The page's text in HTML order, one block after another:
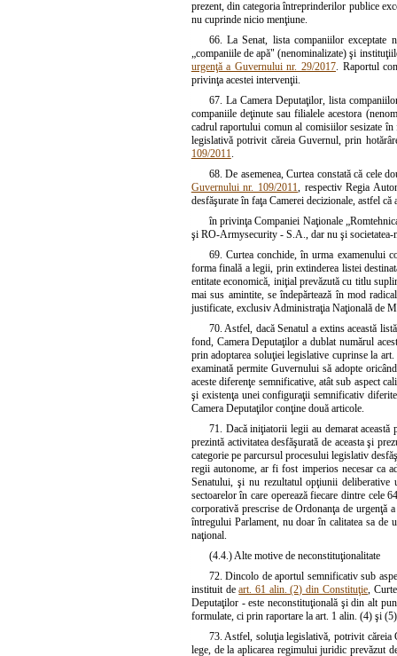
prezent, din categoria întreprinderilor publice
nu cuprinde nicio menţiune.
66. La Senat, lista companiilor exceptate
„companiile de apă" (nenominalizate) şi
urgenţă a Guvernului nr. 29/2017. Raportul
privinţa acestei intervenţii.
67. La Camera Deputaţilor, lista
companiile deţinute sau filialele acestora
cadrul raportului comun al comisiilor sesizate
legislativă potrivit căreia Guvernul, prin
109/2011.
68. De asemenea, Curtea constată că cele
Guvernului nr. 109/2011, respectiv Regia
desfăşurate în faţa Camerei decizionale, astfel
în privinţa Companiei Naţionale
şi RO-Armysecurity - S.A., dar nu şi societatea-
69. Curtea conchide, în urma examenului
forma finală a legii, prin extinderea listei
entitate economică, iniţial prevăzută cu titlu
mai sus amintite, se îndepărtează în mod
justificate, exclusiv Administraţia Naţională de
70. Astfel, dacă Senatul a extins această
fond, Camera Deputaţilor a dublat numărul
prin adoptarea soluţiei legislative cuprinse la
examinată permite Guvernului să adopte
aceste diferenţe semnificative, atât sub aspect
şi existenţa unei configuraţii semnificativ
Camera Deputaţilor conţine două articole.
71. Dacă iniţiatorii legii au demarat
prezintă activitatea desfăşurată de aceasta şi
categorie pe parcursul procesului legislativ
regii autonome, ar fi fost imperios necesar ca
Senatului, şi nu rezultatul opţiunii deliberative
sectoarelor în care operează fiecare dintre cele
corporativă prescrise de Ordonanţa de urgenţă
întregului Parlament, nu doar în calitatea sa de
naţional.
(4.4.) Alte motive de neconstituţionalitate
72. Dincolo de aportul semnificativ sub
instituit deart. 61 alin. (2) din Constituţie,
Deputaţilor - este neconstituţională şi din alt
formulate, ci prin raportare la art. 1 alin. (4) şi
73. Astfel, soluţia legislativă, potrivit căreia
lege, de la aplicarea regimului juridic prevăzut